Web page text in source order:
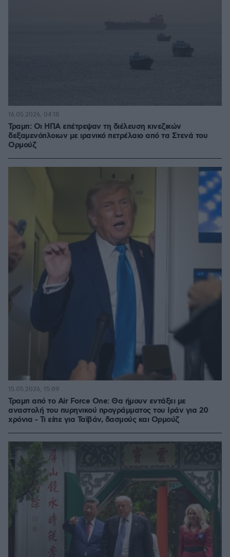
Τραμπ: Οι ΗΠΑ επέτρεψαν τη διέλευση κινεζικών
δεξαμενόπλοιων με ιρανικό πετρέλαιο από τα Στενά του
Ορμούζ
16.05.2026, 04:18
Τραμπ από το Air Force One: Θα ήμουν εντάξει με
αναστολή του πυρηνικού προγράμματος του Ιράν για 20
χρόνια - Τι είπε για Ταϊβάν, δασμούς και Ορμούζ
15.05.2026, 15:09